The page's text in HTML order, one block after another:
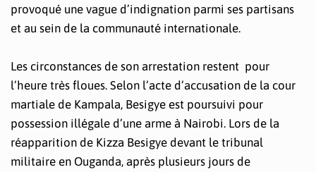
provoqué une vague d’indignation parmi ses partisans
et au sein de la communauté internationale.
Les circonstances de son arrestation restent pour
l’heure très floues. Selon l’acte d’accusation de la cour
martiale de Kampala, Besigye est poursuivi pour
possession illégale d’une arme à Nairobi. Lors de la
réapparition de Kizza Besigye devant le tribunal
militaire en Ouganda, après plusieurs jours de